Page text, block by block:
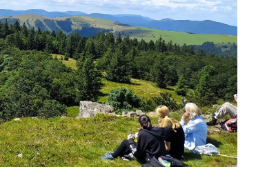
1€＝182.20円
エトワとは
お問い合わせ
広告掲載
運営会社
サイトポリシー